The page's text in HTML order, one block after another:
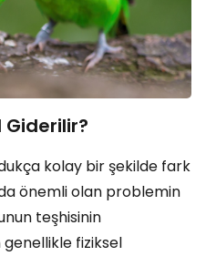
Giderilir?
kolay bir şekilde fark
önemli olan problemin
teşhisinin
genellikle fiziksel